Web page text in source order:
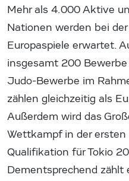
Mehr als 4.000 Aktive
Nationen werden bei
Europaspiele erwartet.
insgesamt 200
Judo-Bewerbe im
zählen gleichzeitig als
Außerdem wird das
Wettkampf in der ersten
Qualifikation für Tokio
Dementsprechend